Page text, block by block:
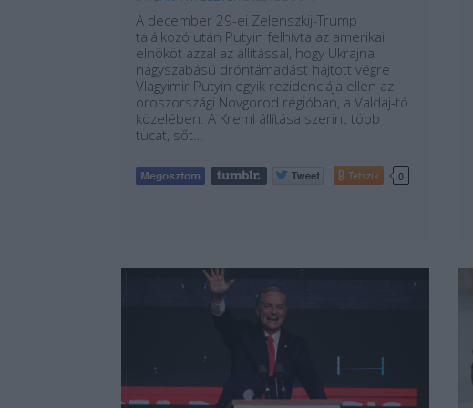
A december 29-ei Zelenszkij-Trump
találkozó után Putyin felhívta az amerikai
elnököt azzal az állítással, hogy Ukrajna
nagyszabású dróntámadást hajtott végre
Vlagyimir Putyin egyik rezidenciája ellen az
oroszországi Novgorod régióban, a Valdaj-tó
közelében. A Kreml állítása szerint több
tucat, sőt…
Tetszik 0